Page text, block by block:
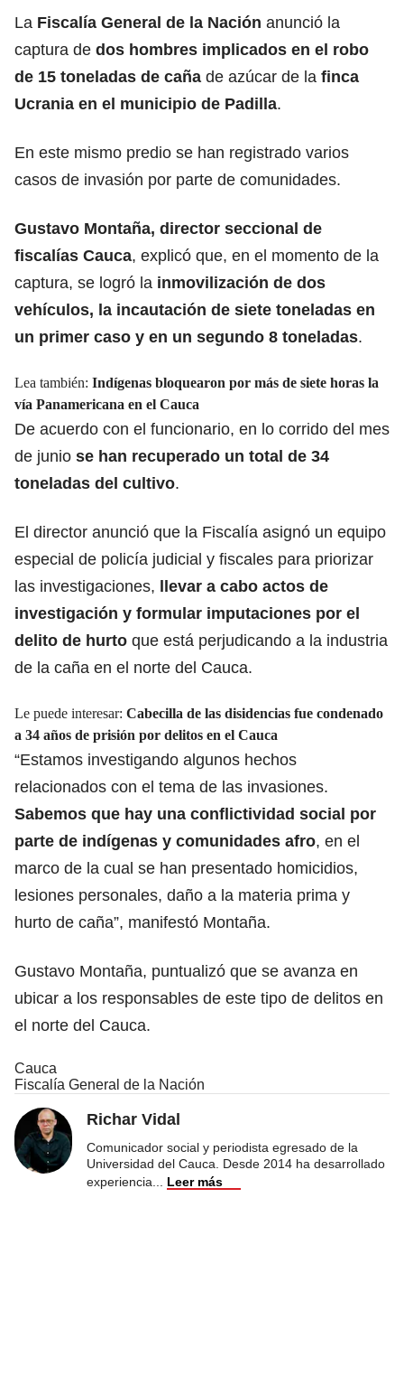
La Fiscalía General de la Nación anunció la
captura de dos hombres implicados en el robo
de 15 toneladas de caña de azúcar de la finca
Ucrania en el municipio de Padilla.
En este mismo predio se han registrado varios
casos de invasión por parte de comunidades.
Gustavo Montaña, director seccional de
fiscalías Cauca, explicó que, en el momento de la
captura, se logró la inmovilización de dos
vehículos, la incautación de siete toneladas en
un primer caso y en un segundo 8 toneladas.
Lea también: Indígenas bloquearon por más de siete horas la
vía Panamericana en el Cauca
De acuerdo con el funcionario, en lo corrido del mes
de junio se han recuperado un total de 34
toneladas del cultivo.
El director anunció que la Fiscalía asignó un equipo
especial de policía judicial y fiscales para priorizar
las investigaciones, llevar a cabo actos de
investigación y formular imputaciones por el
delito de hurto que está perjudicando a la industria
de la caña en el norte del Cauca.
Le puede interesar: Cabecilla de las disidencias fue condenado
a 34 años de prisión por delitos en el Cauca
“Estamos investigando algunos hechos
relacionados con el tema de las invasiones.
Sabemos que hay una conflictividad social por
parte de indígenas y comunidades afro, en el
marco de la cual se han presentado homicidios,
lesiones personales, daño a la materia prima y
hurto de caña”, manifestó Montaña.
Gustavo Montaña, puntualizó que se avanza en
ubicar a los responsables de este tipo de delitos en
el norte del Cauca.
Cauca
Fiscalía General de la Nación
Richar Vidal
Comunicador social y periodista egresado de la
Universidad del Cauca. Desde 2014 ha desarrollado
experiencia
Leer más